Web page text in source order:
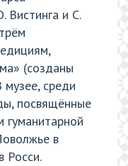
Вистинга и С.
(созданы
среди
посвящённые
гуманитарной
в
Росси.